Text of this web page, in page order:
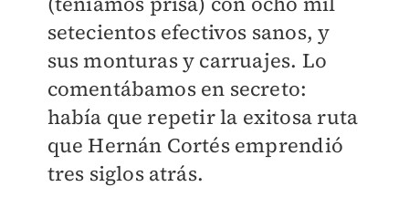
setecientos efectivos sanos, y
sus monturas y carruajes. Lo
comentábamos en secreto:
había que repetir la exitosa ruta
que Hernán Cortés emprendió
tres siglos atrás.